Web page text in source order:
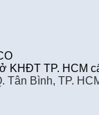
KHĐT TP. HCM
Tân Bình, TP.